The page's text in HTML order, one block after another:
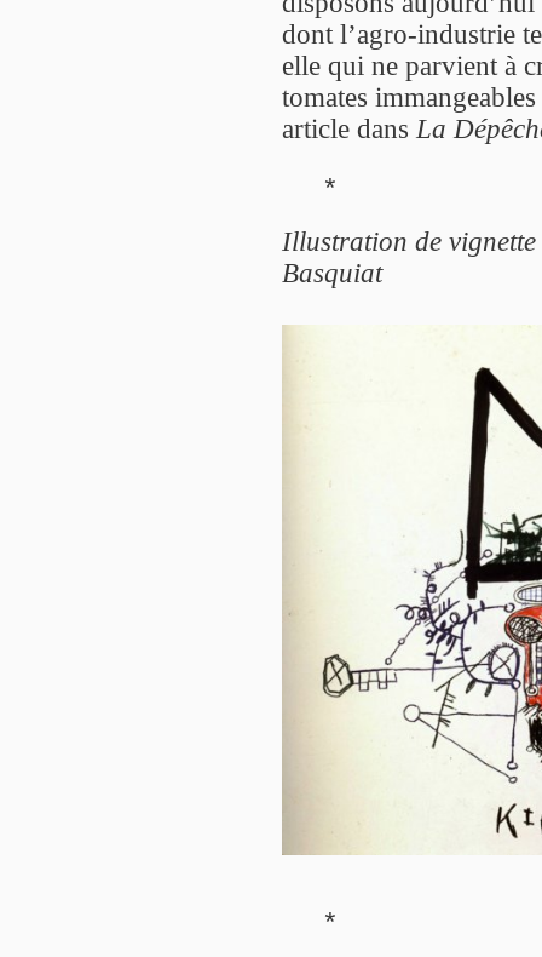
dont l’agro-industrie
elle qui ne parvient à
tomates
article dansLa
*
Illustration de
Basquiat
*